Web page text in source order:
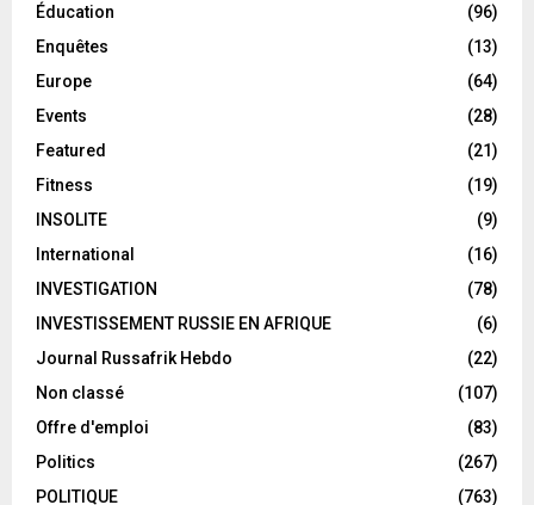
Éducation
(96)
Enquêtes
(13)
Europe
(64)
Events
(28)
Featured
(21)
Fitness
(19)
INSOLITE
(9)
International
(16)
INVESTIGATION
(78)
INVESTISSEMENT RUSSIE EN AFRIQUE
(6)
Journal Russafrik Hebdo
(22)
Non classé
(107)
Offre d'emploi
(83)
Politics
(267)
POLITIQUE
(763)